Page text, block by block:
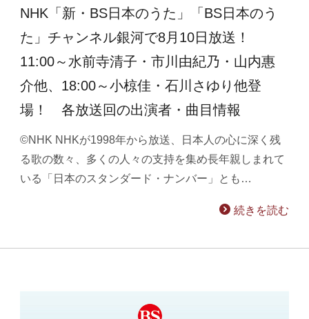
NHK「新・BS日本のうた」「BS日本のう
た」チャンネル銀河で8月10日放送！
11:00～水前寺清子・市川由紀乃・山内惠
介他、18:00～小椋佳・石川さゆり他登
場！ 各放送回の出演者・曲目情報
©NHK NHKが1998年から放送、日本人の心に深く残
る歌の数々、多くの人々の支持を集め長年親しまれて
いる「日本のスタンダード・ナンバー」とも…
続きを読む